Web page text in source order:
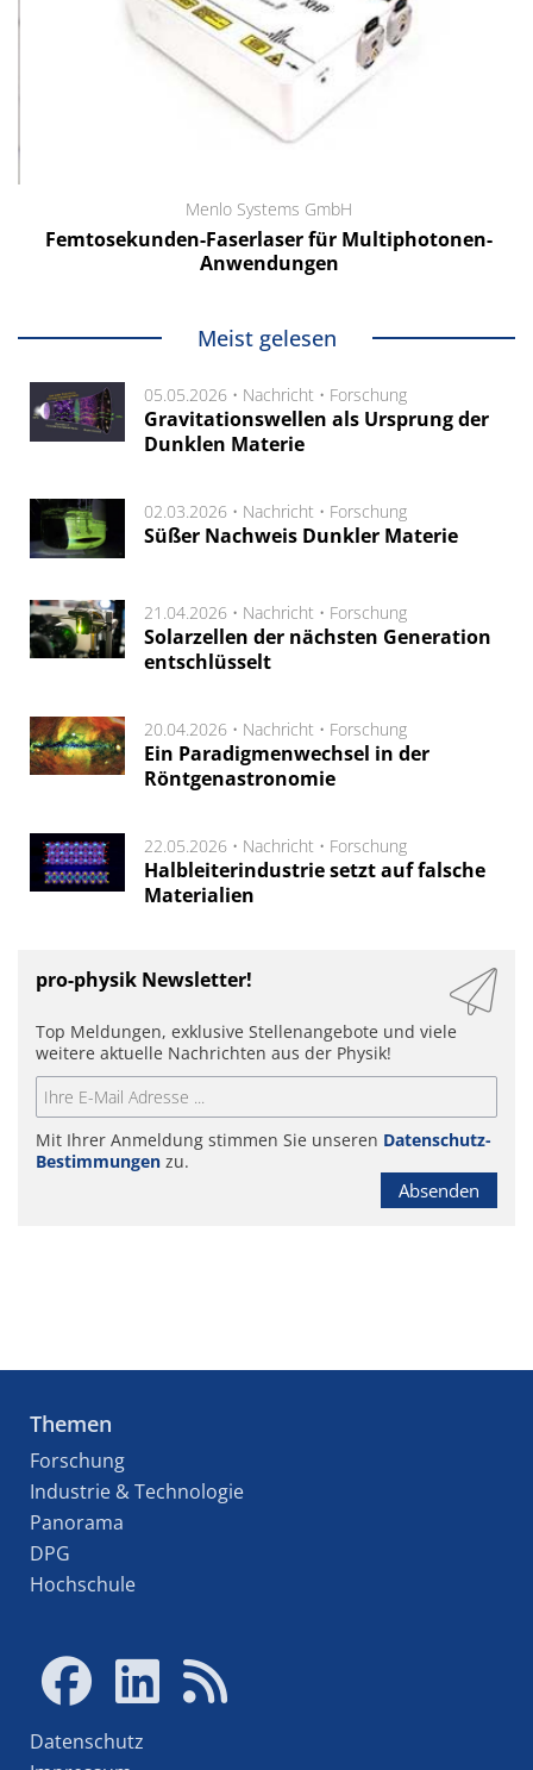
Menlo Systems GmbH
Femtosekunden-Faserlaser für Multiphotonen-
Anwendungen
Meist gelesen
05.05.2026 • Nachricht • Forschung
Gravitationswellen als Ursprung der
Dunklen Materie
02.03.2026 • Nachricht • Forschung
Süßer Nachweis Dunkler Materie
21.04.2026 • Nachricht • Forschung
Solarzellen der nächsten Generation
entschlüsselt
20.04.2026 • Nachricht • Forschung
Ein Paradigmenwechsel in der
Röntgenastronomie
22.05.2026 • Nachricht • Forschung
Halbleiterindustrie setzt auf falsche
Materialien
pro-physik Newsletter!
Top Meldungen, exklusive Stellenangebote und viele
weitere aktuelle Nachrichten aus der Physik!
Mit Ihrer Anmeldung stimmen Sie unseren Datenschutz-
Bestimmungen zu.
Absenden
Themen
Forschung
Industrie & Technologie
Panorama
DPG
Hochschule
Datenschutz